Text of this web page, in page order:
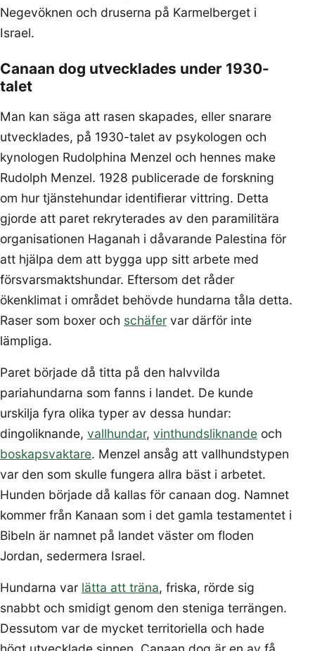
Negevöknen och druserna på Karmelberget i
Israel.
Canaan dog utvecklades under 1930-
talet
Man kan säga att rasen skapades, eller snarare
utvecklades, på 1930-talet av psykologen och
kynologen Rudolphina Menzel och hennes make
Rudolph Menzel. 1928 publicerade de forskning
om hur tjänstehundar identifierar vittring. Detta
gjorde att paret rekryterades av den paramilitära
organisationen Haganah i dåvarande Palestina för
att hjälpa dem att bygga upp sitt arbete med
försvarsmaktshundar. Eftersom det råder
ökenklimat i området behövde hundarna tåla detta.
Raser som boxer och schäfer var därför inte
lämpliga.
Paret började då titta på den halvvilda
pariahundarna som fanns i landet. De kunde
urskilja fyra olika typer av dessa hundar:
dingoliknande, vallhundar, vinthundsliknande och
boskapsvaktare. Menzel ansåg att vallhundstypen
var den som skulle fungera allra bäst i arbetet.
Hunden började då kallas för canaan dog. Namnet
kommer från Kanaan som i det gamla testamentet i
Bibeln är namnet på landet väster om floden
Jordan, sedermera Israel.
Hundarna var lätta att träna, friska, rörde sig
snabbt och smidigt genom den steniga terrängen.
Dessutom var de mycket territoriella och hade